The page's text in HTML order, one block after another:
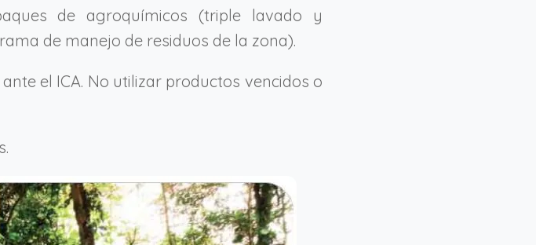
de agroquímicos (triple lavado y
de manejo de residuos de la zona).
el ICA. No utilizar productos vencidos o